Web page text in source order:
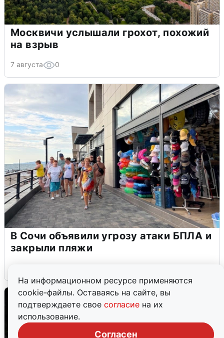
На информационном ресурсе применяются
cookie-файлы. Оставаясь на сайте, вы
подтверждаете свое согласие на их
использование.
Согласен
Москвичи услышали грохот, похожий
на взрыв
7 августа 0
В Сочи объявили угрозу атаки БПЛА и
закрыли пляжи